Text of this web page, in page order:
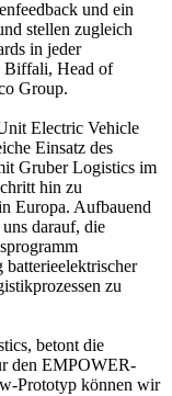
und ein
stellen zugleich
in jeder
Biffali, Head of
Group.
Electric Vehicle
Einsatz des
Gruber Logistics im
hin zu
Europa. Aufbauend
darauf, die
zu
betont die
den EMPOWER-
Prototyp können wir